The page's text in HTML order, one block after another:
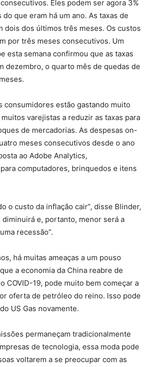
Eles podem ser agora 3%
que eram há um ano. As taxas de
dois dos últimos três meses. Os custos
por três meses consecutivos. Um
esta semana confirmou que as taxas
dezembro, o quarto mês de quedas de
consumidores estão gastando muito
varejistas a reduzir as taxas para
de mercadorias. As despesas on-
meses consecutivos desde o ano
ao Adobe Analytics,
computadores, brinquedos e itens
o custo da inflação cair”, disse Blinder,
diminuirá e, portanto, menor será a
recessão”.
há muitas ameaças a um pouso
a economia da China reabre de
COVID-19, pode muito bem começar a
oferta de petróleo do reino. Isso pode
US Gas novamente.
permaneçam tradicionalmente
de tecnologia, essa moda pode
voltarem a se preocupar com as